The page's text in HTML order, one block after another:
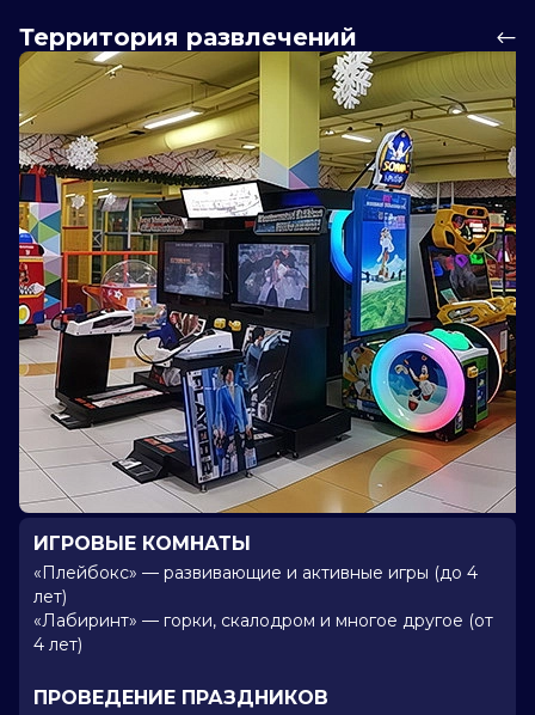
Территория развлечений
ИГРОВЫЕ КОМНАТЫ
«Плейбокс» — развивающие и активные игры (до 4
лет)
«Лабиринт» — горки, скалодром и многое другое (от
4 лет)
ПРОВЕДЕНИЕ ПРАЗДНИКОВ